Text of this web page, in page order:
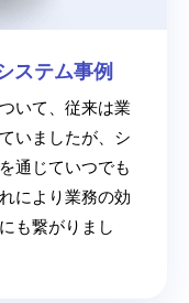
ステム事例
いて、従来は業
いましたが、シ
通じていつでも
により業務の効
も繋がりまし